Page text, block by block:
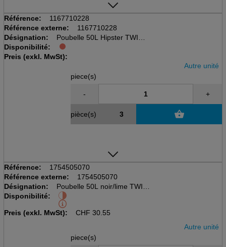
Référence:
1167710228
Référence externe:
1167710228
Désignation:
Poubelle 50L Hipster TWIST
cubique, avec couvercle
LxBxH: 401x298x602mm
Disponibilité:
Preis (exkl. MwSt):
Autre unité
piece(s)
- +
pièce(s)
Référence:
1754505070
Référence externe:
1754505070
Désignation:
Poubelle 50L noir/lime TWIST
cubique, avec couvercle
LxBxH: 401x298x602mm
Disponibilité:
Preis (exkl. MwSt): CHF 30.55
Autre unité
piece(s)